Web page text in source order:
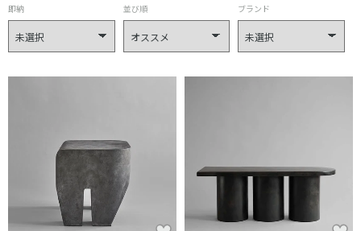
即納 並び順 ブランド